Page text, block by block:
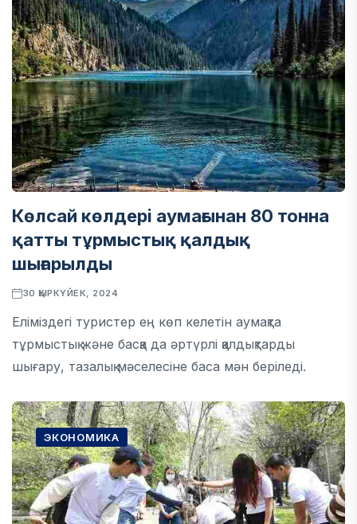
Көлсай көлдері аумағынан 80 тонна
қатты тұрмыстық қалдық
шығарылды
30 ҚЫРКҮЙЕК, 2024
Еліміздегі туристер ең көп келетін аумақта
тұрмыстық және басқа да әртүрлі қалдықтарды
шығару, тазалық мәселесіне баса мән беріледі.
ЭКОНОМИКА